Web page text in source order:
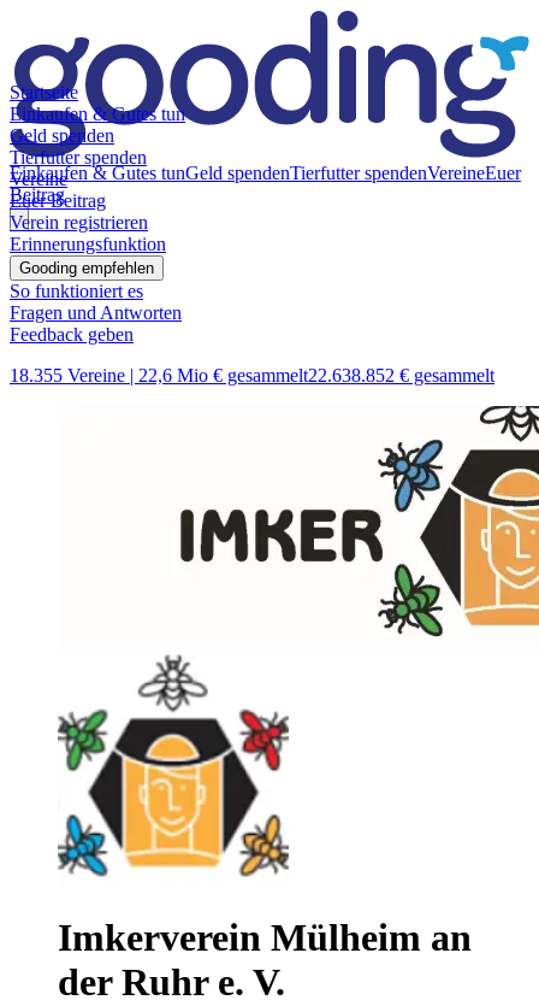
Einkaufen & Gutes tunGeld spendenTierfutter spendenVereineEuer
Beitrag
Startseite
Einkaufen & Gutes tun
Geld spenden
Tierfutter spenden
Vereine
Euer Beitrag
Verein registrieren
Erinnerungsfunktion
Gooding empfehlen
So funktioniert es
Fragen und Antworten
Feedback geben
18.355 Vereine | 22,6 Mio € gesammelt22.638.852 € gesammelt
Imkerverein Mülheim an
der Ruhr e. V.